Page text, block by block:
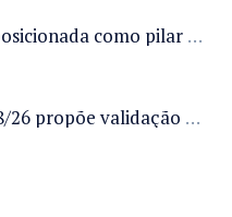
Inclusão digital é posicionada como pilar essencial da reurbanização de favelas e periferias
Projeto de Lei 1238/26 propõe validação automática do Cadastro Ambiental Rural para imóveis de até quatro módulos fiscais